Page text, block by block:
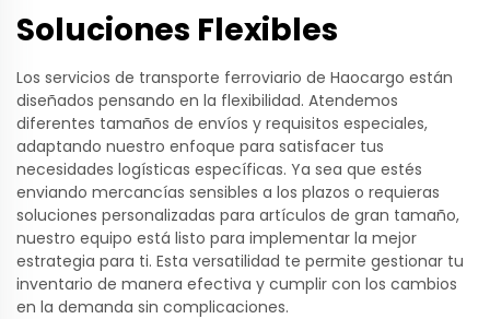
Soluciones Flexibles
Los servicios de transporte ferroviario de Haocargo están
diseñados pensando en la flexibilidad. Atendemos
diferentes tamaños de envíos y requisitos especiales,
adaptando nuestro enfoque para satisfacer tus
necesidades logísticas específicas. Ya sea que estés
enviando mercancías sensibles a los plazos o requieras
soluciones personalizadas para artículos de gran tamaño,
nuestro equipo está listo para implementar la mejor
estrategia para ti. Esta versatilidad te permite gestionar tu
inventario de manera efectiva y cumplir con los cambios
en la demanda sin complicaciones.